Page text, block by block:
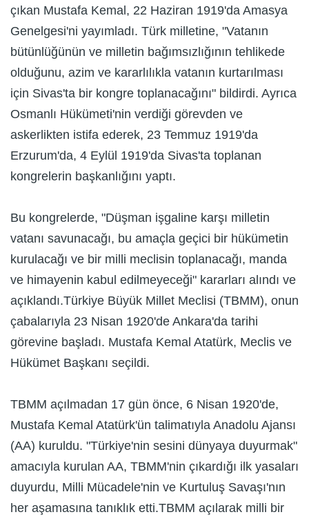
çıkan Mustafa Kemal, 22 Haziran 1919'da Amasya
Genelgesi'ni yayımladı. Türk milletine, "Vatanın
bütünlüğünün ve milletin bağımsızlığının tehlikede
olduğunu, azim ve kararlılıkla vatanın kurtarılması
için Sivas'ta bir kongre toplanacağını" bildirdi. Ayrıca
Osmanlı Hükümeti'nin verdiği görevden ve
askerlikten istifa ederek, 23 Temmuz 1919'da
Erzurum'da, 4 Eylül 1919'da Sivas'ta toplanan
kongrelerin başkanlığını yaptı.
Bu kongrelerde, "Düşman işgaline karşı milletin
vatanı savunacağı, bu amaçla geçici bir hükümetin
kurulacağı ve bir milli meclisin toplanacağı, manda
ve himayenin kabul edilmeyeceği" kararları alındı ve
açıklandı.Türkiye Büyük Millet Meclisi (TBMM), onun
çabalarıyla 23 Nisan 1920'de Ankara'da tarihi
görevine başladı. Mustafa Kemal Atatürk, Meclis ve
Hükümet Başkanı seçildi.
TBMM açılmadan 17 gün önce, 6 Nisan 1920'de,
Mustafa Kemal Atatürk'ün talimatıyla Anadolu Ajansı
(AA) kuruldu. "Türkiye'nin sesini dünyaya duyurmak"
amacıyla kurulan AA, TBMM'nin çıkardığı ilk yasaları
duyurdu, Milli Mücadele'nin ve Kurtuluş Savaşı'nın
her aşamasına tanıklık etti.TBMM açılarak milli bir